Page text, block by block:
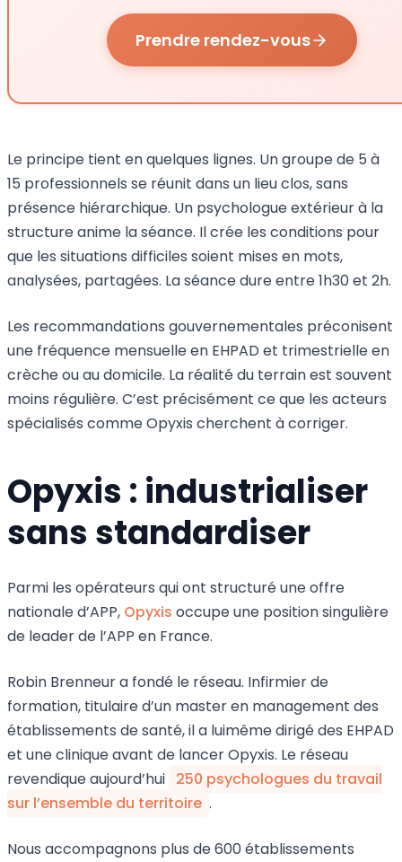
Prendre rendez-vous
Le principe tient en quelques lignes. Un groupe de 5 à
15 professionnels se réunit dans un lieu clos, sans
présence hiérarchique. Un psychologue extérieur à la
structure anime la séance. Il crée les conditions pour
que les situations difficiles soient mises en mots,
analysées, partagées. La séance dure entre 1h30 et 2h.
Les recommandations gouvernementales préconisent
une fréquence mensuelle en EHPAD et trimestrielle en
crèche ou au domicile. La réalité du terrain est souvent
moins régulière. C’est précisément ce que les acteurs
spécialisés comme Opyxis cherchent à corriger.
Opyxis : industrialiser
sans standardiser
Parmi les opérateurs qui ont structuré une offre
nationale d’APP, Opyxis occupe une position singulière
de leader de l’APP en France.
Robin Brenneur a fondé le réseau. Infirmier de
formation, titulaire d’un master en management des
établissements de santé, il a luimême dirigé des EHPAD
et une clinique avant de lancer Opyxis. Le réseau
revendique aujourd’hui 250 psychologues du travail
sur l’ensemble du territoire .
Nous accompagnons plus de 600 établissements